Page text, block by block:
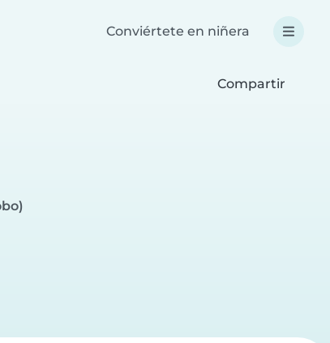
Conviértete en niñera
Compartir